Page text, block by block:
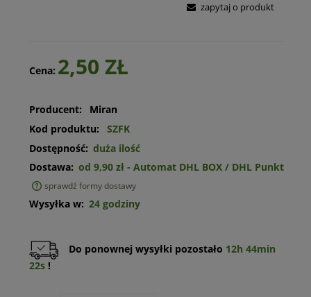
zapytaj o produkt
Cena: 2,50 ZŁ
Producent:
Miran
Kod produktu:
SZFK
Dostępność: duża ilość
Dostawa: od 9,90 zł - Automat DHL BOX / DHL Punkt
sprawdź formy dostawy
Wysyłka w: 24 godziny
Do ponownej wysyłki pozostało 12h 44min
22s!